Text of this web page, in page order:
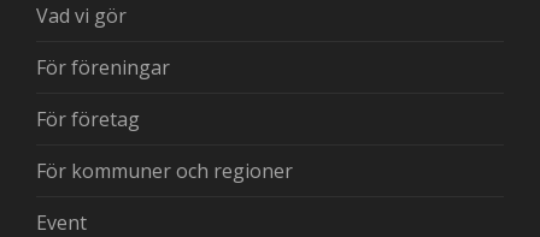
Vad vi gör
För föreningar
För företag
För kommuner och regioner
Event